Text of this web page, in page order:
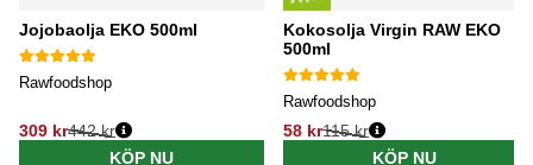
Jojobaolja EKO 500ml
Rawfoodshop
309 kr442 kr
KÖP NU
Kokosolja Virgin RAW EKO
500ml
Rawfoodshop
58 kr115 kr
KÖP NU